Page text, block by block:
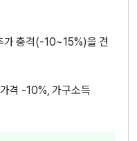
가 충격(-10~15%)을 견
격 -10%, 가구소득